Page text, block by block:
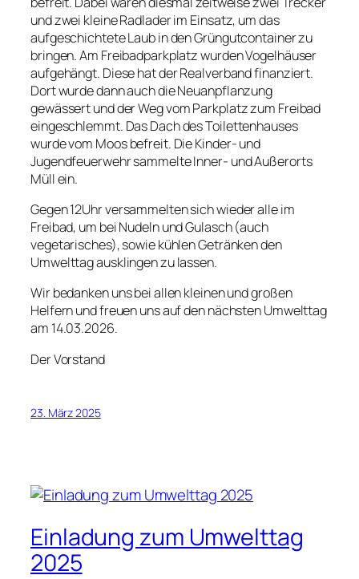
und zwei kleine Radlader im Einsatz, um das
aufgeschichtete Laub in den Grüngutcontainer zu
bringen. Am Freibadparkplatz wurden Vogelhäuser
aufgehängt. Diese hat der Realverband finanziert.
Dort wurde dann auch die Neuanpflanzung
gewässert und der Weg vom Parkplatz zum Freibad
eingeschlemmt. Das Dach des Toilettenhauses
wurde vom Moos befreit. Die Kinder- und
Jugendfeuerwehr sammelte Inner- und Außerorts
Müll ein.
Gegen 12Uhr versammelten sich wieder alle im
Freibad, um bei Nudeln und Gulasch (auch
vegetarisches), sowie kühlen Getränken den
Umwelttag ausklingen zu lassen.
Wir bedanken uns bei allen kleinen und großen
Helfern und freuen uns auf den nächsten Umwelttag
am 14.03.2026.
Der Vorstand
23. März 2025
Einladung zum Umwelttag
2025